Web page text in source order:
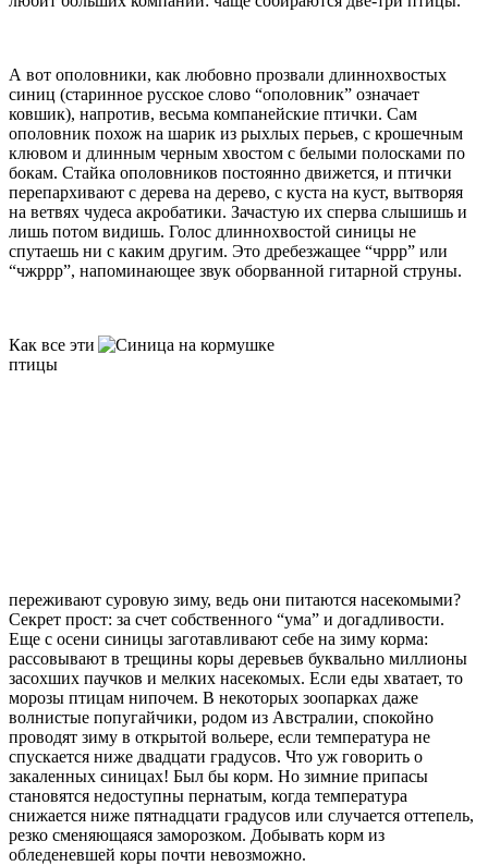
А вот ополовники, как любовно прозвали длиннохвостых
синиц (старинное русское слово “ополовник” означает
ковшик), напротив, весьма компанейские птички. Сам
ополовник похож на шарик из рыхлых перьев, с крошечным
клювом и длинным черным хвостом с белыми полосками по
бокам. Стайка ополовников постоянно движется, и птички
перепархивают с дерева на дерево, с куста на куст, вытворяя
на ветвях чудеса акробатики. Зачастую их сперва слышишь и
лишь потом видишь. Голос длиннохвостой синицы не
спутаешь ни с каким другим. Это дребезжащее “чррр” или
“чжррр”, напоминающее звук оборванной гитарной струны.
Как все эти
птицы
переживают суровую зиму, ведь они питаются насекомыми?
Секрет прост: за счет собственного “ума” и догадливости.
Еще с осени синицы заготавливают себе на зиму корма:
рассовывают в трещины коры деревьев буквально миллионы
засохших паучков и мелких насекомых. Если еды хватает, то
морозы птицам нипочем. В некоторых зоопарках даже
волнистые попугайчики, родом из Австралии, спокойно
проводят зиму в открытой вольере, если температура не
спускается ниже двадцати градусов. Что уж говорить о
закаленных синицах! Был бы корм. Но зимние припасы
становятся недоступны пернатым, когда температура
снижается ниже пятнадцати градусов или случается оттепель,
резко сменяющаяся заморозком. Добывать корм из
обледеневшей коры почти невозможно.